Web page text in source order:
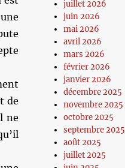
de
ne
juillet 2026
juin 2026
mai 2026
avril 2026
mars 2026
février 2026
janvier 2026
décembre 2025
novembre 2025
octobre 2025
septembre 2025
août 2025
juillet 2025